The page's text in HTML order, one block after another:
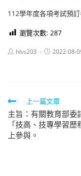
112學年度各項考試預
瀏覽次數: 287
Posthlvs203
Post2022-08-
Read
more
articles
上一篇文章
主旨：有關教育部委
「技高、技專學習
上參與。